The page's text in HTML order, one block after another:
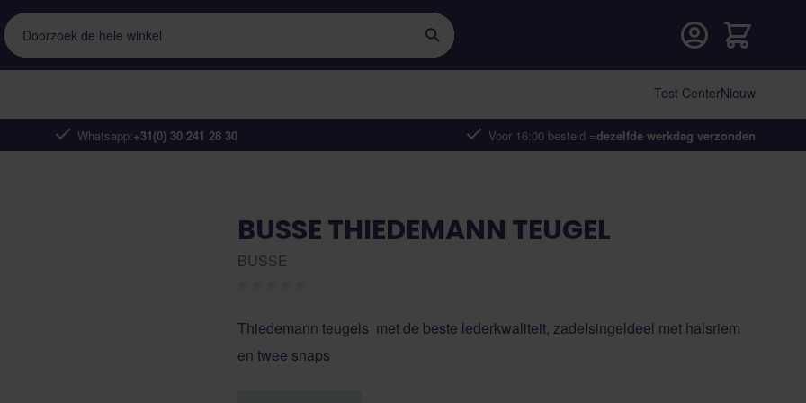
Whatsapp:+31(0) 30 241 28 30 Voor 16:00 besteld =dezelfde werkdag verzonden
Doorzoek de hele winkel
Cart
Test CenterNieuw
BUSSE THIEDEMANN TEUGEL
BUSSE
Thiedemann teugels met de beste lederkwaliteit, zadelsingeldeel met halsriem
en twee snaps